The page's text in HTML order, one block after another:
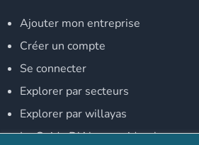
Ajouter mon entreprise
Créer un compte
Se connecter
Explorer par secteurs
Explorer par willayas
Le Guide D'Alger, guide-alger.com